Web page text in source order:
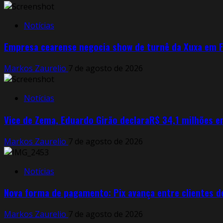
Notícias
Empresa cearense negocia show de turnê da Xuxa em
Markos Zaurelio 7 de agosto de 2026
Notícias
Vice de Zema, Eduardo Girão declaraR$ 34,1 milhões
Markos Zaurelio 7 de agosto de 2026
Notícias
Nova forma de pagamento: Pix avança entre clientes
Markos Zaurelio 7 de agosto de 2026